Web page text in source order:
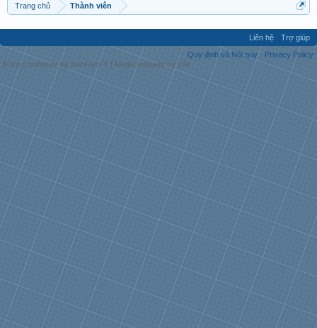
Trang chủ Thành viên
Liên hệ
Trợ giúp
Quy định và Nội quy
Privacy Policy
Forum software by XenForo™ | Media embeds by s9e